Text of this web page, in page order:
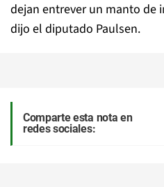
dejan entrever un manto de
dijo el diputado Paulsen.
Comparte esta nota en
redes sociales: